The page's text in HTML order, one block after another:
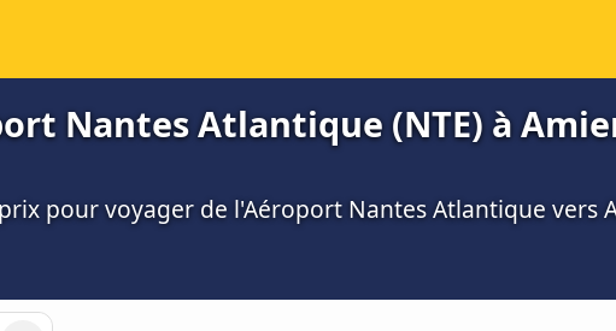
Nantes Atlantique (NTE) à
pour voyager de l'Aéroport Nantes Atlantique vers